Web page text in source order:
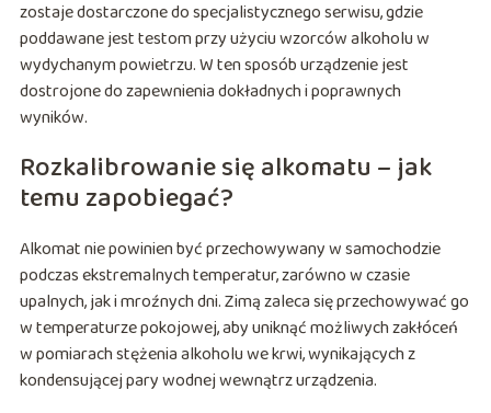
zostaje dostarczone do specjalistycznego serwisu, gdzie
poddawane jest testom przy użyciu wzorców alkoholu w
wydychanym powietrzu. W ten sposób urządzenie jest
dostrojone do zapewnienia dokładnych i poprawnych
wyników.
Rozkalibrowanie się alkomatu – jak
temu zapobiegać?
Alkomat nie powinien być przechowywany w samochodzie
podczas ekstremalnych temperatur, zarówno w czasie
upalnych, jak i mroźnych dni. Zimą zaleca się przechowywać go
w temperaturze pokojowej, aby uniknąć możliwych zakłóceń
w pomiarach stężenia alkoholu we krwi, wynikających z
kondensującej pary wodnej wewnątrz urządzenia.